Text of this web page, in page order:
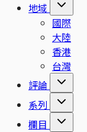
地域
國際
大陸
香港
台灣
評論
系列
欄目